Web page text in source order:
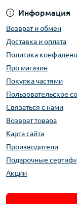
Информация
Возврат и обмен
Доставка и оплата
Политика
Про магазин
Покупка частями
Пользовательское
Связаться с нами
Возврат товара
Карта сайта
Производители
Подарочные
Акции